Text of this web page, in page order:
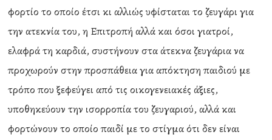
φορτίο το οποίο έτσι κι αλλιώς υφίσταται το ζευγάρι για
την ατεκνία του, η Επιτροπή αλλά και όσοι γιατροί,
ελαφρά τη καρδιά, συστήνουν στα άτεκνα ζευγάρια να
προχωρούν στην προσπάθεια για απόκτηση παιδιού με
τρόπο που ξεφεύγει από τις οικογενειακές άξιες,
υποθηκεύουν την ισορροπία του ζευγαριού, αλλά και
φορτώνουν το οποίο παιδί με το στίγμα ότι δεν είναι